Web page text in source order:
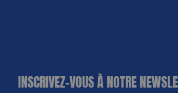
INSCRIVEZ-VOUS À NOTRE